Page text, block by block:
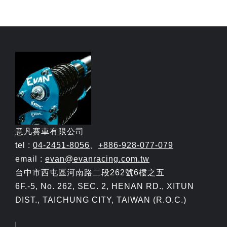
意凡賽車有限公司
tel : 04-2451-8056
+886-928-077-079
email : evan@evanracing.com.tw
台中市西屯區河南路二段262號6樓之五
6F.-5, No. 262, SEC. 2, HENAN RD., XITUN
DIST., TAICHUNG CITY, TAIWAN (R.O.C.)